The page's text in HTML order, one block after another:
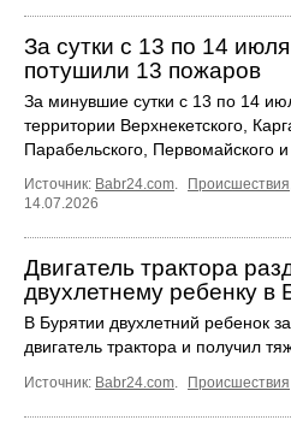
За сутки с 13 по 14
потушили 13 пожаров
За минувшие сутки с 13 по 14
территории Верхнекетского,
Парабельского, Первомайского
Источник: Babr24.com. Происшествия
14.07.2026
Двигатель трактора
двухлетнему ребенку в
В Бурятии двухлетний ребенок
двигатель трактора и получил
Источник: Babr24.com Происшествия